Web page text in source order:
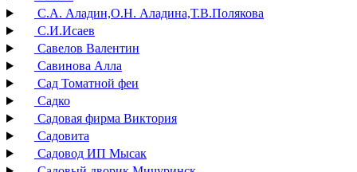
С.А. Аладин,О.Н. Аладина,Т.В.Полякова
С.И.Исаев
Савелов Валентин
Савинова Алла
Сад Томатной феи
Садко
Садовая фирма Виктория
Садовита
Садовод ИП Мысак